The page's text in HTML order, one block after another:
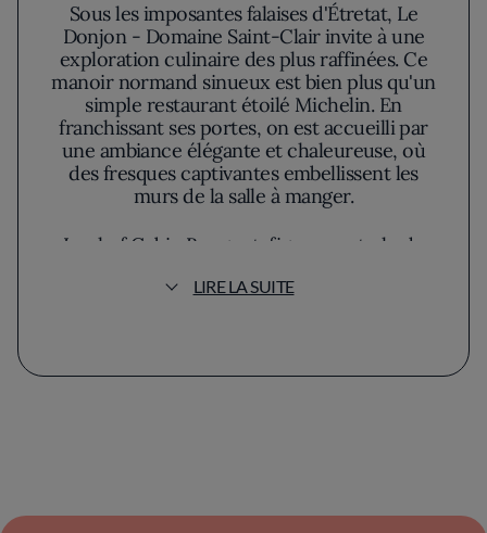
Sous les imposantes falaises d'Étretat, Le
Donjon - Domaine Saint-Clair invite à une
exploration culinaire des plus raffinées. Ce
manoir normand sinueux est bien plus qu'un
simple restaurant étoilé Michelin. En
franchissant ses portes, on est accueilli par
une ambiance élégante et chaleureuse, où
des fresques captivantes embellissent les
murs de la salle à manger.
Le chef Gabin Bouguet, figure centrale du
à travers une cuisine qui éveille les sens. Sa
Sa carte, renouvelée au gré des saisons,
aux coques, illustrant le mariage harmonieux
LIRE LA SUITE